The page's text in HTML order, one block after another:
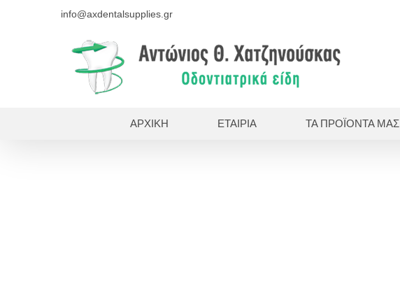
info@axdentalsupplies.gr
ΑΡΧΙΚΗ ΕΤΑΙΡΙΑ ΤΑ ΠΡΟΪΟΝΤΑ ΜΑΣ